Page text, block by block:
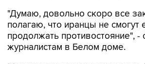
"Думаю, довольно скоро все
полагаю, что иранцы не смогут
продолжать противостояние", -
журналистам в Белом доме.